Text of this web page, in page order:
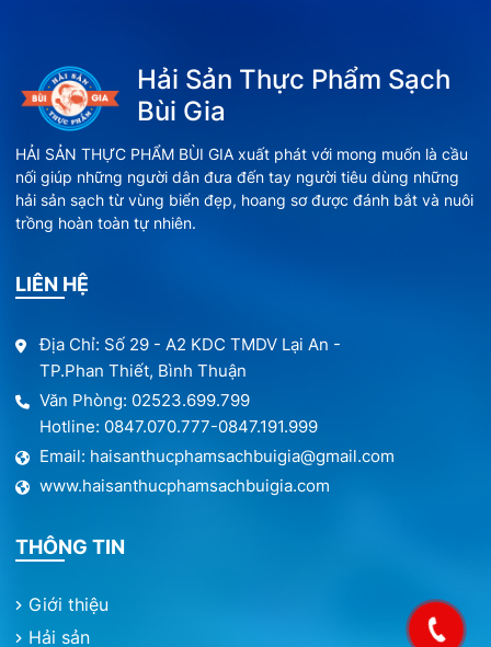
Hải Sản Thực Phẩm Sạch
Bùi Gia
HẢI SẢN THỰC PHẨM BÙI GIA xuất phát với mong muốn là cầu
nối giúp những người dân đưa đến tay người tiêu dùng những
hải sản sạch từ vùng biển đẹp, hoang sơ được đánh bắt và nuôi
trồng hoàn toàn tự nhiên.
LIÊN HỆ
Địa Chỉ: Số 29 - A2 KDC TMDV Lại An -
TP.Phan Thiết, Bình Thuận
Văn Phòng: 02523.699.799
Hotline: 0847.070.777-0847.191.999
Email: haisanthucphamsachbuigia@gmail.com
www.haisanthucphamsachbuigia.com
THÔNG TIN
Giới thiệu
Hải sản